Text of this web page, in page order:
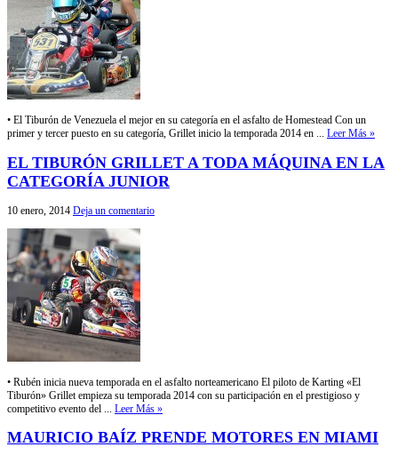
• El Tiburón de Venezuela el mejor en su categoría en el asfalto de Homestead Con un
primer y tercer puesto en su categoría, Grillet inicio la temporada 2014 en ... Leer Más »
EL TIBURÓN GRILLET A TODA MÁQUINA EN LA
CATEGORÍA JUNIOR
10 enero, 2014 Deja un comentario
• Rubén inicia nueva temporada en el asfalto norteamericano El piloto de Karting «El
Tiburón» Grillet empieza su temporada 2014 con su participación en el prestigioso y
competitivo evento del ... Leer Más »
MAURICIO BAÍZ PRENDE MOTORES EN MIAMI